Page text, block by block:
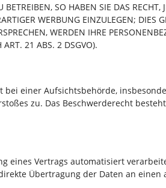
SO HABEN SIE DAS RECHT,
WERBUNG EINZULEGEN; DIES
WERDEN IHRE
ART. 21 ABS. 2 DSGVO).
bei einer Aufsichtsbehörde,
zu. Das Beschwerderecht
eines Vertrags automatisiert
Übertragung der Daten an